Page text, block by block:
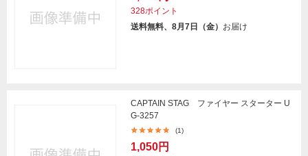
328ポイント
送料無料、8月7日（金） お届け
CAPTAIN STAG ファイヤー スターター U
G-3257
(1)
1,050円